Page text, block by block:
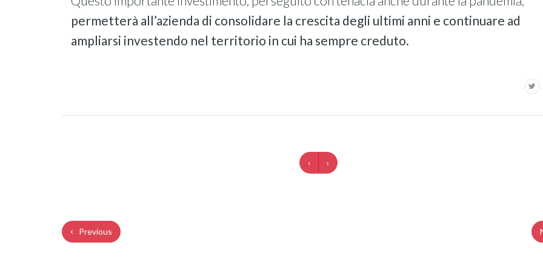
permetterà all’azienda di consolidare la crescita degli ultimi anni e continuare ad
ampliarsi investendo nel territorio in cui ha sempre creduto.
‹ ›
Previous